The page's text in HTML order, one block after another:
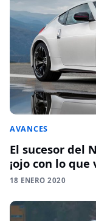
AVANCES
El sucesor del
¡ojo con lo que
18 ENERO 2020